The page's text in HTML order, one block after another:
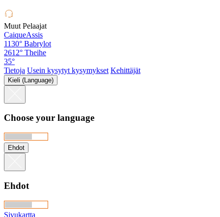
Muut Pelaajat
CaiqueAssis
1130° Babrylot
2612° Theihe
35°
Tietoja Usein kysytyt kysymykset Kehittäjät
Kieli (Language)
Choose your language
Ehdot
Ehdot
Sivukartta